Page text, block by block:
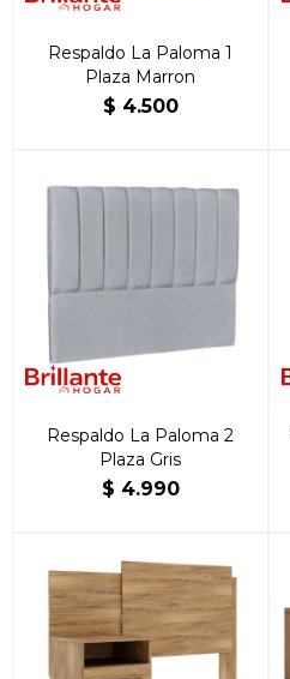
Respaldo La Paloma 1
Plaza Marron
$ 4.500
Respaldo La Paloma 2
Plaza Gris
$ 4.990